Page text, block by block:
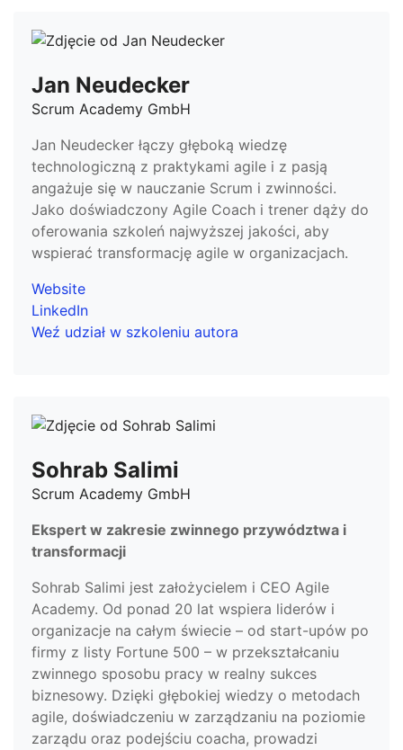
Jan Neudecker
Scrum Academy GmbH
Jan Neudecker łączy głęboką wiedzę
technologiczną z praktykami agile i z pasją
angażuje się w nauczanie Scrum i zwinności.
Jako doświadczony Agile Coach i trener dąży do
oferowania szkoleń najwyższej jakości, aby
wspierać transformację agile w organizacjach.
Website
LinkedIn
Weź udział w szkoleniu autora
Sohrab Salimi
Scrum Academy GmbH
Ekspert w zakresie zwinnego przywództwa i
transformacji
Sohrab Salimi jest założycielem i CEO Agile
Academy. Od ponad 20 lat wspiera liderów i
organizacje na całym świecie – od start-upów po
firmy z listy Fortune 500 – w przekształcaniu
zwinnego sposobu pracy w realny sukces
biznesowy. Dzięki głębokiej wiedzy o metodach
agile, doświadczeniu w zarządzaniu na poziomie
zarządu oraz podejściu coacha, prowadzi